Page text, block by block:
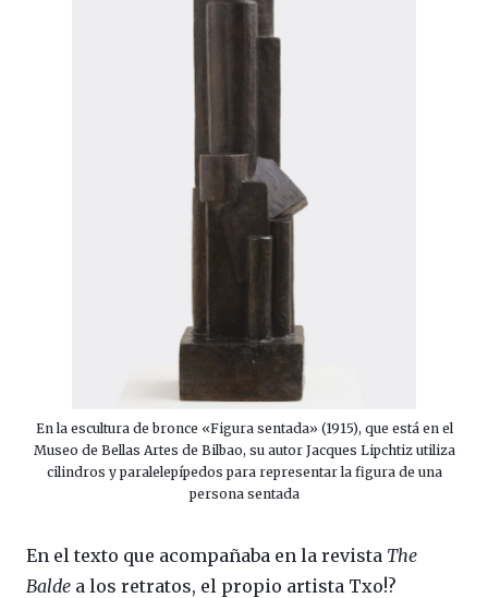
En la escultura de bronce «Figura sentada» (1915), que está en el
Museo de Bellas Artes de Bilbao, su autor Jacques Lipchtiz utiliza
cilindros y paralelepípedos para representar la figura de una
persona sentada
En el texto que acompañaba en la revista The
Balde a los retratos, el propio artista Txo!?